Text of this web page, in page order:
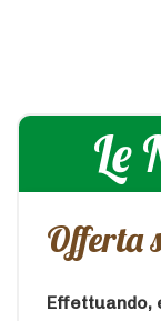
Le
Offerta
Effettuando,